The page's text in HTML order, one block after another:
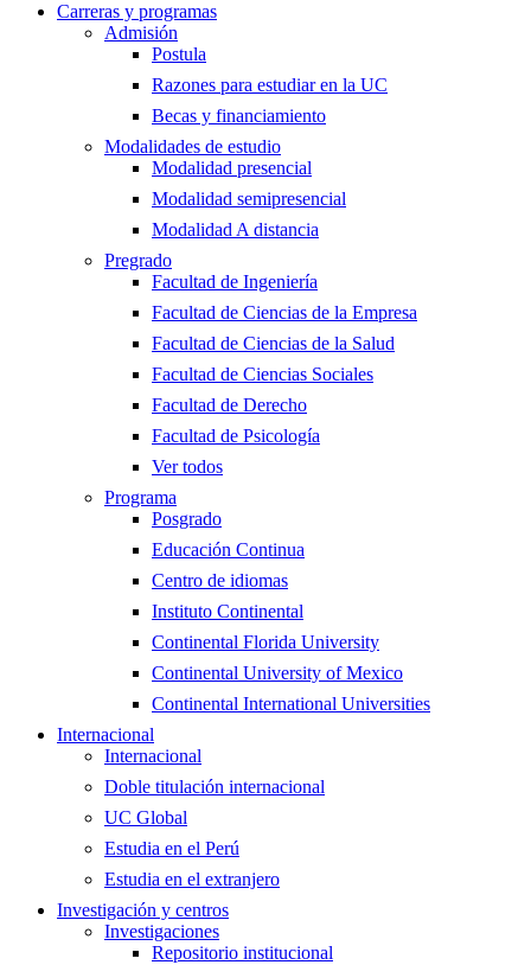
Carreras y programas
Admisión
Postula
Razones para estudiar en la UC
Becas y financiamiento
Modalidades de estudio
Modalidad presencial
Modalidad semipresencial
Modalidad A distancia
Pregrado
Facultad de Ingeniería
Facultad de Ciencias de la Empresa
Facultad de Ciencias de la Salud
Facultad de Ciencias Sociales
Facultad de Derecho
Facultad de Psicología
Ver todos
Programa
Posgrado
Educación Continua
Centro de idiomas
Instituto Continental
Continental Florida University
Continental University of Mexico
Continental International Universities
Internacional
Internacional
Doble titulación internacional
UC Global
Estudia en el Perú
Estudia en el extranjero
Investigación y centros
Investigaciones
Repositorio institucional